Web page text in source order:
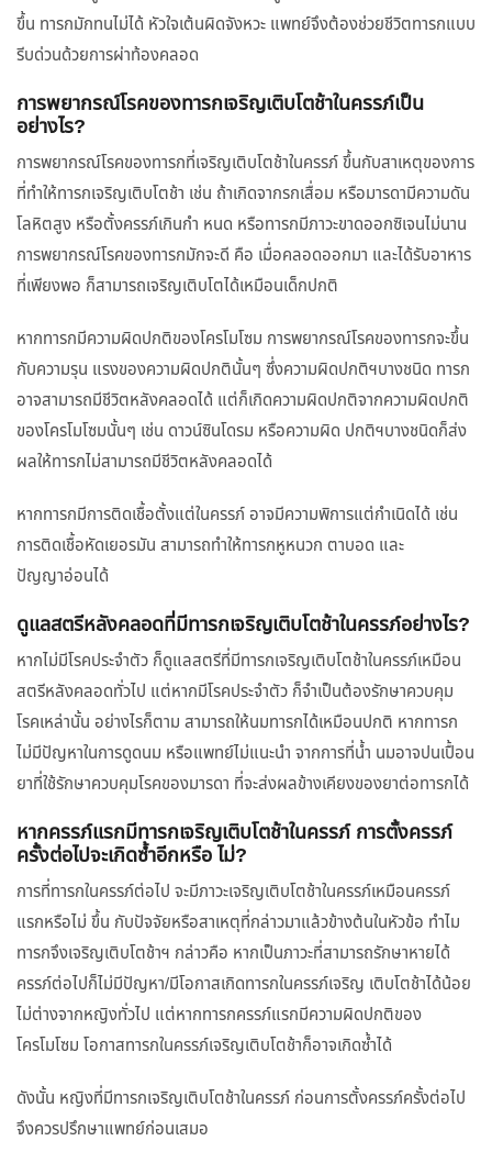
ขึ้น ทารกมักทนไม่ได้ หัวใจเต้นผิดจังหวะ แพทย์จึงต้องช่วยชีวิตทารกแบบ
รีบด่วนด้วยการผ่าท้องคลอด
การพยากรณ์โรคของทารกเจริญเติบโตช้าในครรภ์เป็น
อย่างไร?
การพยากรณ์โรคของทารกที่เจริญเติบโตช้าในครรภ์ ขึ้นกับสาเหตุของการ
ที่ทำให้ทารกเจริญเติบโตช้า เช่น ถ้าเกิดจากรกเสื่อม หรือมารดามีความดัน
โลหิตสูง หรือตั้งครรภ์เกินกำ หนด หรือทารกมีภาวะขาดออกซิเจนไม่นาน
การพยากรณ์โรคของทารกมักจะดี คือ เมื่อคลอดออกมา และได้รับอาหาร
ที่เพียงพอ ก็สามารถเจริญเติบโตได้เหมือนเด็กปกติ
หากทารกมีความผิดปกติของโครโมโซม การพยากรณ์โรคของทารกจะขึ้น
กับความรุน แรงของความผิดปกตินั้นๆ ซึ่งความผิดปกติฯบางชนิด ทารก
อาจสามารถมีชีวิตหลังคลอดได้ แต่ก็เกิดความผิดปกติจากความผิดปกติ
ของโครโมโซมนั้นๆ เช่น ดาวน์ซินโดรม หรือความผิด ปกติฯบางชนิดก็ส่ง
ผลให้ทารกไม่สามารถมีชีวิตหลังคลอดได้
หากทารกมีการติดเชื้อตั้งแต่ในครรภ์ อาจมีความพิการแต่กำเนิดได้ เช่น
การติดเชื้อหัดเยอรมัน สามารถทำให้ทารกหูหนวก ตาบอด และ
ปัญญาอ่อนได้
ดูแลสตรีหลังคลอดที่มีทารกเจริญเติบโตช้าในครรภ์อย่างไร?
หากไม่มีโรคประจำตัว ก็ดูแลสตรีที่มีทารกเจริญเติบโตช้าในครรภ์เหมือน
สตรีหลังคลอดทั่วไป แต่หากมีโรคประจำตัว ก็จำเป็นต้องรักษาควบคุม
โรคเหล่านั้น อย่างไรก็ตาม สามารถให้นมทารกได้เหมือนปกติ หากทารก
ไม่มีปัญหาในการดูดนม หรือแพทย์ไม่แนะนำ จากการที่น้ำ นมอาจปนเปื้อน
ยาที่ใช้รักษาควบคุมโรคของมารดา ที่จะส่งผลข้างเคียงของยาต่อทารกได้
หากครรภ์แรกมีทารกเจริญเติบโตช้าในครรภ์ การตั้งครรภ์
ครั้งต่อไปจะเกิดซ้ำอีกหรือ ไม่?
การที่ทารกในครรภ์ต่อไป จะมีภาวะเจริญเติบโตช้าในครรภ์เหมือนครรภ์
แรกหรือไม่ ขึ้น กับปัจจัยหรือสาเหตุที่กล่าวมาแล้วข้างต้นในหัวข้อ ทำไม
ทารกจึงเจริญเติบโตช้าฯ กล่าวคือ หากเป็นภาวะที่สามารถรักษาหายได้
ครรภ์ต่อไปก็ไม่มีปัญหา/มีโอกาสเกิดทารกในครรภ์เจริญ เติบโตช้าได้น้อย
ไม่ต่างจากหญิงทั่วไป แต่หากทารกครรภ์แรกมีความผิดปกติของ
โครโมโซม โอกาสทารกในครรภ์เจริญเติบโตช้าก็อาจเกิดซ้ำได้
ดังนั้น หญิงที่มีทารกเจริญเติบโตช้าในครรภ์ ก่อนการตั้งครรภ์ครั้งต่อไป
จึงควรปรึกษาแพทย์ก่อนเสมอ